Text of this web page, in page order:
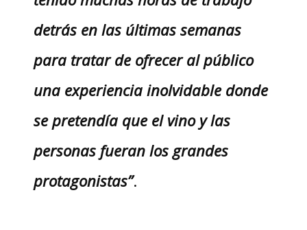
detrás en las últimas semanas
para tratar de ofrecer al público
una experiencia inolvidable donde
se pretendía que el vino y las
personas fueran los grandes
protagonistas”.